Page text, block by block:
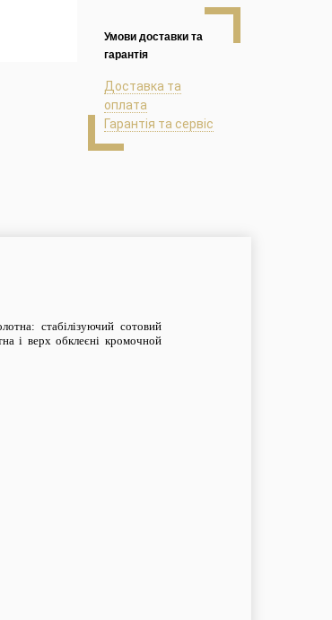
Умови доставки та
гарантія
Доставка та
оплата
Гарантія та сервіс
стабілізуючий сотовий
і верх обклеєні кромочной